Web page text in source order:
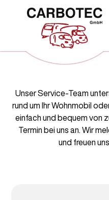
Unser Service-Team
rund um Ihr Wohnmobil
einfach und bequem von
Termin bei uns an. Wir
und freuen